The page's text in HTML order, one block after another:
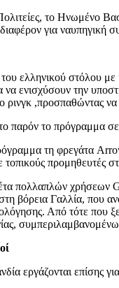
το Ηνωμένο
για
ελληνικού στόλου
να ενισχύσουν την
,προσπαθώντας
παρόν το πρόγραμμα
τη φρεγάτα
τοπικούς
πολλαπλών χρήσεων
βόρεια Γαλλία,
Από τότε που
εργάζονται